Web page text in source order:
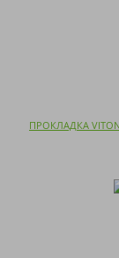
ПРОКЛАДКА